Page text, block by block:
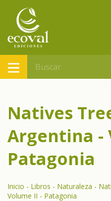
Natives
Argentina -
Patagonia
Inicio - Libros - Naturaleza -
Volume II - Patagonia